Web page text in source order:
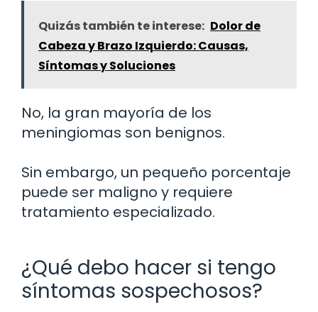
Quizás también te interese: Dolor de
Cabeza y Brazo Izquierdo: Causas,
Síntomas y Soluciones
No, la gran mayoría de los
meningiomas son benignos.
Sin embargo, un pequeño porcentaje
puede ser maligno y requiere
tratamiento especializado.
¿Qué debo hacer si tengo
síntomas sospechosos?